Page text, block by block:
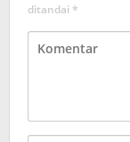
ditandai *